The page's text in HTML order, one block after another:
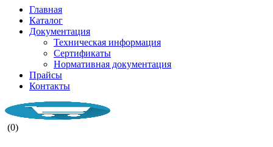
Главная
Каталог
Документация
Техническая информация
Сертификаты
Нормативная документация
Прайсы
Контакты
(0)